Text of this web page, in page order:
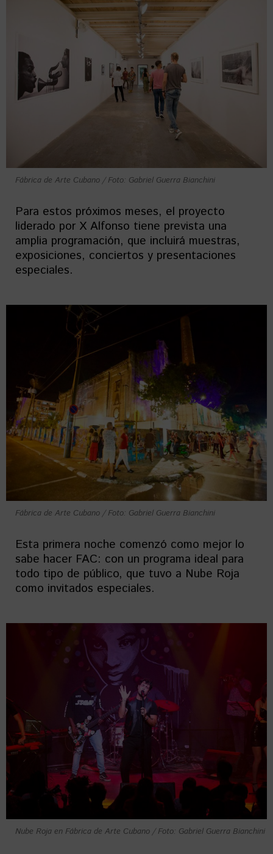
Fábrica de Arte Cubano / Foto: Gabriel Guerra Bianchini
Para estos próximos meses, el proyecto
liderado por X Alfonso tiene prevista una
amplia programación, que incluirá muestras,
exposiciones, conciertos y presentaciones
especiales.
Fábrica de Arte Cubano / Foto: Gabriel Guerra Bianchini
Esta primera noche comenzó como mejor lo
sabe hacer FAC: con un programa ideal para
todo tipo de público, que tuvo a Nube Roja
como invitados especiales.
Nube Roja en Fábrica de Arte Cubano / Foto: Gabriel Guerra Bianchini